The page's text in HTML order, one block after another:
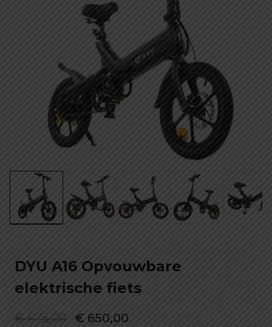
DYU A16 Opvouwbare
elektrische fiets
€675,00 Oorspronkelijke
€ 650,00